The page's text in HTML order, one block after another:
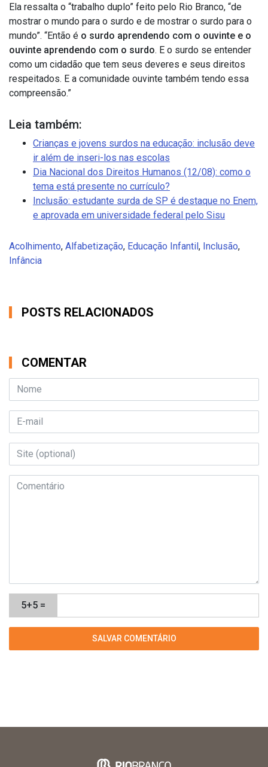
Ela ressalta o “trabalho duplo” feito pelo Rio Branco, “de
mostrar o mundo para o surdo e de mostrar o surdo para o
mundo”. “Então é o surdo aprendendo com o ouvinte e o
ouvinte aprendendo com o surdo. E o surdo se entender
como um cidadão que tem seus deveres e seus direitos
respeitados. E a comunidade ouvinte também tendo essa
compreensão.”
Leia também:
Crianças e jovens surdos na educação: inclusão deve
ir além de inseri-los nas escolas
Dia Nacional dos Direitos Humanos (12/08): como o
tema está presente no currículo?
Inclusão: estudante surda de SP é destaque no Enem,
e aprovada em universidade federal pelo Sisu
Acolhimento, Alfabetização, Educação Infantil, Inclusão,
Infância
POSTS RELACIONADOS
COMENTAR
5+5 =